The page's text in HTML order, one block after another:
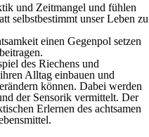
und Zeitmangel und fühlen
selbstbestimmt unser Leben zu
einen Gegenpol setzen
des Riechens und
Alltag einbauen und
können. Dabei werden
der Sensorik vermittelt. Der
Erlernen des achtsamen